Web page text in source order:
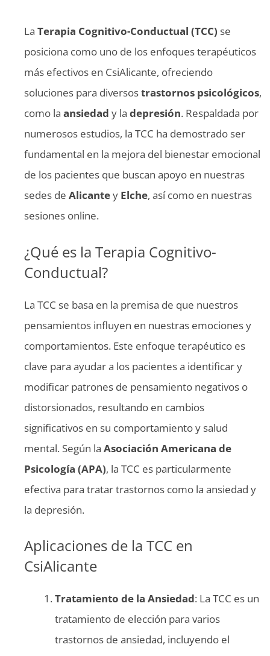
La Terapia Cognitivo-Conductual (TCC) se
posiciona como uno de los enfoques terapéuticos
más efectivos en CsiAlicante, ofreciendo
soluciones para diversostrastornos psicológicos,
como la ansiedad y la depresión. Respaldada por
numerosos estudios, la TCC ha demostrado ser
fundamental en la mejora del bienestar emocional
de los pacientes que buscan apoyo en nuestras
sedes de Alicantey Elche, así como en nuestras
sesiones online.
¿Qué es la Terapia Cognitivo-
Conductual?
La TCC se basa en la premisa de que nuestros
pensamientos influyen en nuestras emociones y
comportamientos. Este enfoque terapéutico es
clave para ayudar a los pacientes a identificar y
modificar patrones de pensamiento negativos o
distorsionados, resultando en cambios
significativos en su comportamiento y salud
mental. Según la Asociación Americana de
Psicología (APA), la TCC es particularmente
efectiva para tratar trastornos como la ansiedad y
la depresión.
Aplicaciones de la TCC en
CsiAlicante
Tratamiento de la Ansiedad: La TCC es un
tratamiento de elección para varios
trastornos de ansiedad, incluyendo el